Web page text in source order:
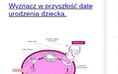
Wyznacz w przyszłość datę
urodzenia dziecka.